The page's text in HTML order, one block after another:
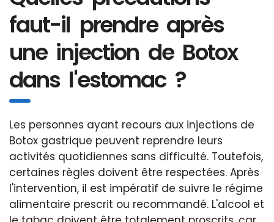
faut-il prendre après
une injection de Botox
dans l'estomac ?
Les personnes ayant recours aux injections de
Botox gastrique peuvent reprendre leurs
activités quotidiennes sans difficulté. Toutefois,
certaines règles doivent être respectées. Après
l'intervention, il est impératif de suivre le régime
alimentaire prescrit ou recommandé. L'alcool et